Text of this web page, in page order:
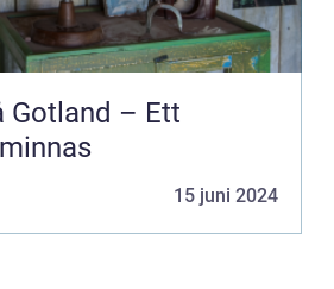
Gotland – Ett
15 juni 2024